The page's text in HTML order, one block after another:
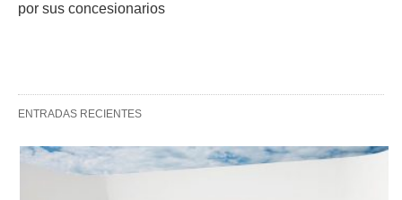
por sus concesionarios
ENTRADAS RECIENTES